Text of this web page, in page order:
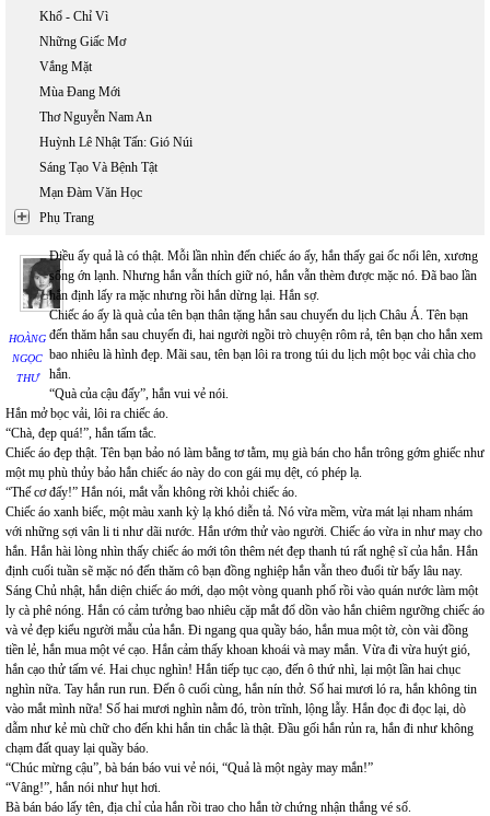
Khổ - Chỉ Vì
Những Giấc Mơ
Vắng Mặt
Mùa Đang Mới
Thơ Nguyễn Nam An
Huỳnh Lê Nhật Tấn: Gió Núi
Sáng Tạo Và Bệnh Tật
Mạn Đàm Văn Học
Phụ Trang
HOÀNG
NGỌC
THƯ
Điều ấy quả là có thật. Mỗi lần nhìn đến chiếc áo ấy, hắn thấy gai ốc nổi lên, xương
sống ớn lạnh. Nhưng hắn vẫn thích giữ nó, hắn vẫn thèm được mặc nó. Đã bao lần
hắn định lấy ra mặc nhưng rồi hắn dừng lại. Hắn sợ.
Chiếc áo ấy là quà của tên bạn thân tặng hắn sau chuyến du lịch Châu Á. Tên bạn
đến thăm hắn sau chuyến đi, hai người ngồi trò chuyện rôm rả, tên bạn cho hắn xem
bao nhiêu là hình đẹp. Mãi sau, tên bạn lôi ra trong túi du lịch một bọc vải chìa cho
hắn.
“Quà của cậu đấy”, hắn vui vẻ nói.
Hắn mở bọc vải, lôi ra chiếc áo.
“Chà, đẹp quá!”, hắn tấm tắc.
Chiếc áo đẹp thật. Tên bạn bảo nó làm bằng tơ tằm, mụ già bán cho hắn trông gớm ghiếc như
một mụ phù thủy bảo hắn chiếc áo này do con gái mụ dệt, có phép lạ.
“Thế cơ đấy!” Hắn nói, mắt vẫn không rời khỏi chiếc áo.
Chiếc áo xanh biếc, một màu xanh kỳ lạ khó diễn tả. Nó vừa mềm, vừa mát lại nham nhám
với những sợi vân li ti như dãi nước. Hắn ướm thử vào người. Chiếc áo vừa in như may cho
hắn. Hắn hài lòng nhìn thấy chiếc áo mới tôn thêm nét đẹp thanh tú rất nghệ sĩ của hắn. Hắn
định cuối tuần sẽ mặc nó đến thăm cô bạn đồng nghiệp hắn vẫn theo đuổi từ bấy lâu nay.
Sáng Chủ nhật, hắn diện chiếc áo mới, dạo một vòng quanh phố rồi vào quán nước làm một
ly cà phê nóng. Hắn có cảm tưởng bao nhiêu cặp mắt đổ dồn vào hắn chiêm ngưỡng chiếc áo
và vẻ đẹp kiểu người mẫu của hắn. Đi ngang qua quầy báo, hắn mua một tờ, còn vài đồng
tiền lẻ, hắn mua một vé cạo. Hắn cảm thấy khoan khoái và may mắn. Vừa đi vừa huýt gió,
hắn cạo thử tấm vé. Hai chục nghìn! Hắn tiếp tục cạo, đến ô thứ nhì, lại một lần hai chục
nghìn nữa. Tay hắn run run. Đến ô cuối cùng, hắn nín thở. Số hai mươi ló ra, hắn không tin
vào mắt mình nữa! Số hai mươi nghìn nằm đó, tròn trĩnh, lộng lẫy. Hắn đọc đi đọc lại, dò
dẫm như kẻ mù chữ cho đến khi hắn tin chắc là thật. Đầu gối hắn rủn ra, hắn đi như không
chạm đất quay lại quầy báo.
“Chúc mừng cậu”, bà bán báo vui vẻ nói, “Quả là một ngày may mắn!”
“Vâng!”, hắn nói như hụt hơi.
Bà bán báo lấy tên, địa chỉ của hắn rồi trao cho hắn tờ chứng nhận thắng vé số.